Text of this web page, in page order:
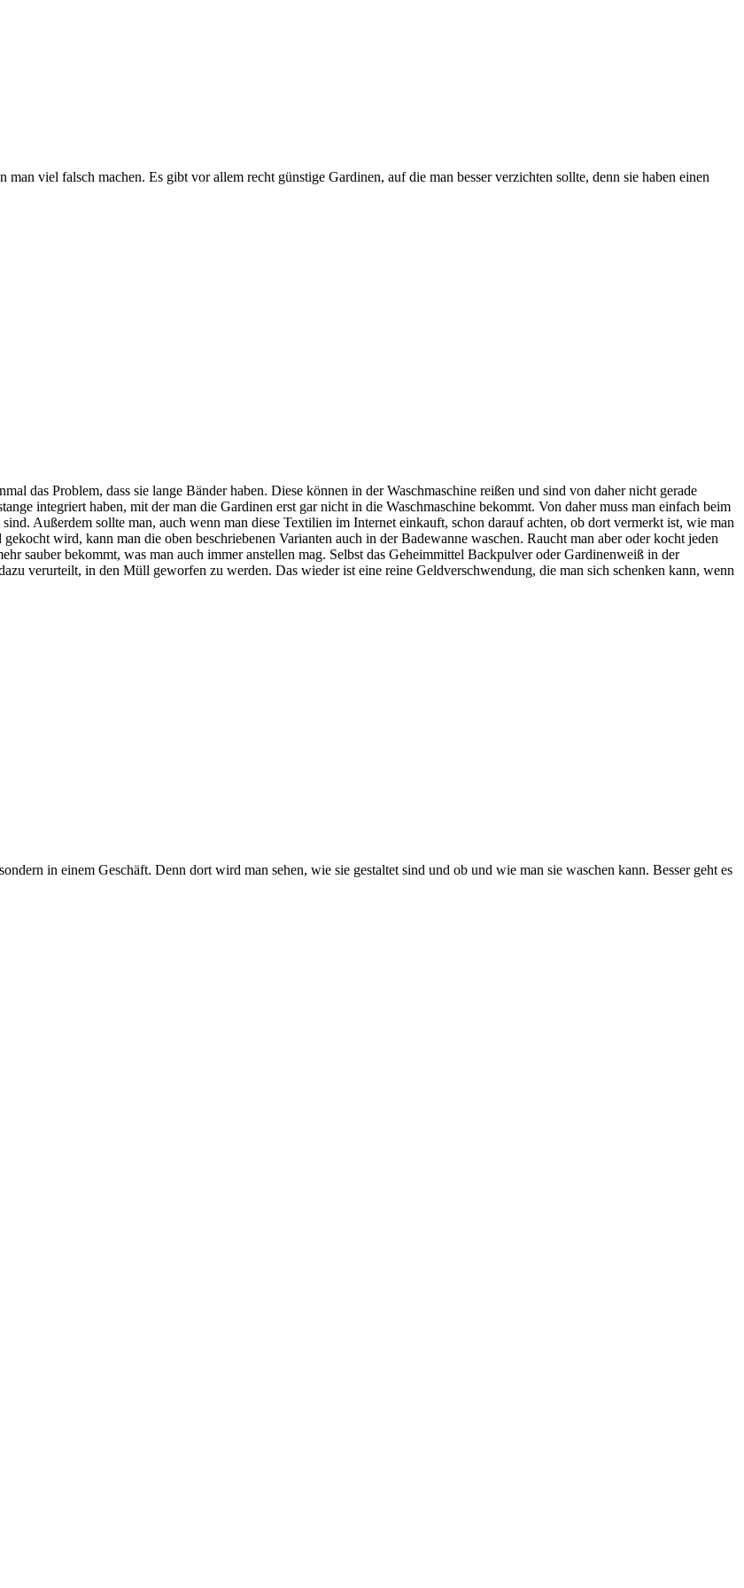
viel falsch machen. Es gibt vor allem recht günstige Gardinen, auf die man besser verzichten sollte, denn sie haben einen
das Problem, dass sie lange Bänder haben. Diese können in der Waschmaschine reißen und sind von daher nicht gerade
integriert haben, mit der man die Gardinen erst gar nicht in die Waschmaschine bekommt. Von daher muss man einfach beim
Außerdem sollte man, auch wenn man diese Textilien im Internet einkauft, schon darauf achten, ob dort vermerkt ist, wie man
wird, kann man die oben beschriebenen Varianten auch in der Badewanne waschen. Raucht man aber oder kocht jeden
sauber bekommt, was man auch immer anstellen mag. Selbst das Geheimmittel Backpulver oder Gardinenweiß in der
verurteilt, in den Müll geworfen zu werden. Das wieder ist eine reine Geldverschwendung, die man sich schenken kann, wenn
in einem Geschäft. Denn dort wird man sehen, wie sie gestaltet sind und ob und wie man sie waschen kann. Besser geht es